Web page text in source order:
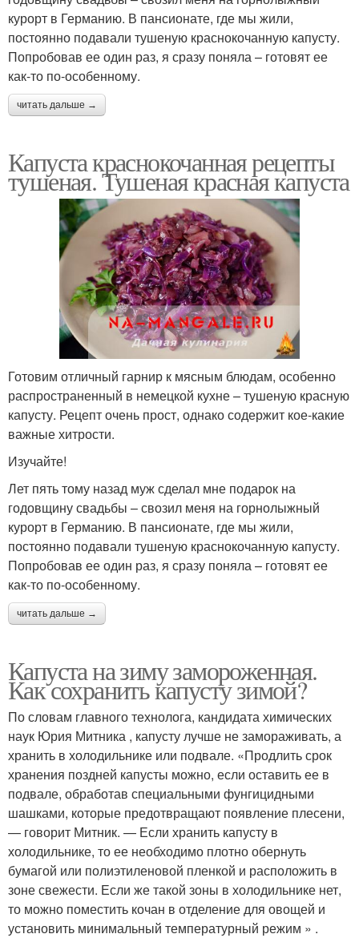
курорт в Германию. В пансионате, где мы жили,
постоянно подавали тушеную краснокочанную капусту.
Попробовав ее один раз, я сразу поняла – готовят ее
как-то по-особенному.
читать дальше →
Капуста краснокочанная рецепты
тушеная. Тушеная красная капуста
Готовим отличный гарнир к мясным блюдам, особенно
распространенный в немецкой кухне – тушеную красную
капусту. Рецепт очень прост, однако содержит кое-какие
важные хитрости.
Изучайте!
Лет пять тому назад муж сделал мне подарок на
годовщину свадьбы – свозил меня на горнолыжный
курорт в Германию. В пансионате, где мы жили,
постоянно подавали тушеную краснокочанную капусту.
Попробовав ее один раз, я сразу поняла – готовят ее
как-то по-особенному.
читать дальше →
Капуста на зиму замороженная.
Как сохранить капусту зимой?
По словам главного технолога, кандидата химических
наук Юрия Митника , капусту лучше не замораживать, а
хранить в холодильнике или подвале. «Продлить срок
хранения поздней капусты можно, если оставить ее в
подвале, обработав специальными фунгицидными
шашками, которые предотвращают появление плесени,
— говорит Митник. — Если хранить капусту в
холодильнике, то ее необходимо плотно обернуть
бумагой или полиэтиленовой пленкой и расположить в
зоне свежести. Если же такой зоны в холодильнике нет,
то можно поместить кочан в отделение для овощей и
установить минимальный температурный режим » .